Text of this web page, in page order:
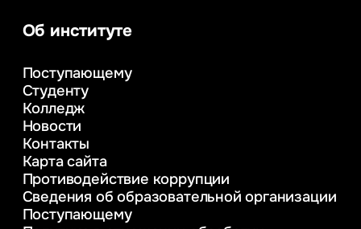
аналитика
Управление в сфере коммерческой
Психолого-педагогическое
консультирование и медиация
в образовании
Веб-дизайн
Управление инновационным развитием
предприятия
Уголовное право
Информационные технологии в бизнесе
Информационное и программное
Об институте
Поступающему
Студенту
Колледж
Новости
Контакты
Карта сайта
Противодействие коррупции
Сведения об образовательной организации
Поступающему